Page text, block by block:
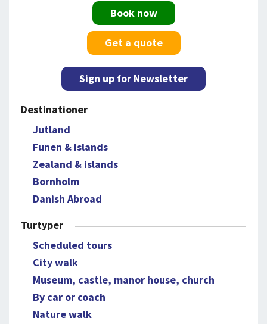
Book now
Get a quote
Sign up for Newsletter
Destinationer
Jutland
Funen & islands
Zealand & islands
Bornholm
Danish Abroad
Turtyper
Scheduled tours
City walk
Museum, castle, manor house, church
By car or coach
Nature walk